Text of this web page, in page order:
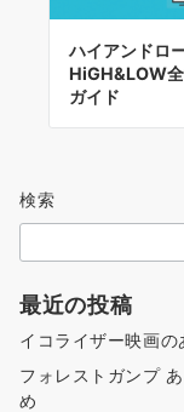
ハイアンドロ
HiGH&LOW
ガイド
検索
最近の投稿
イコライザー映画
フォレストガンプ
め